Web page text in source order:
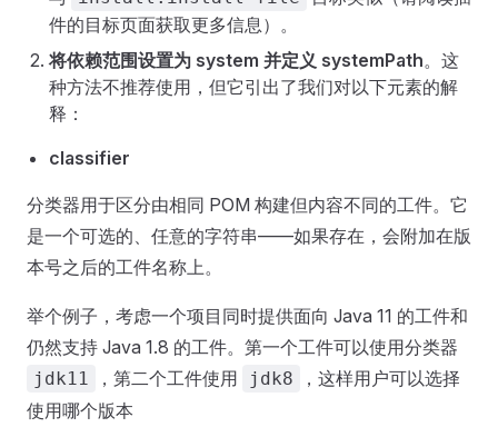
件的目标页面获取更多信息）。
将依赖范围设置为 system 并定义 systemPath。这
种方法不推荐使用，但它引出了我们对以下元素的解
释：
classifier
分类器用于区分由相同 POM 构建但内容不同的工件。它
是一个可选的、任意的字符串——如果存在，会附加在版
本号之后的工件名称上。
举个例子，考虑一个项目同时提供面向 Java 11 的工件和
仍然支持 Java 1.8 的工件。第一个工件可以使用分类器
jdk11 ，第二个工件使用 jdk8
，这样用户可以选择
使用哪个版本